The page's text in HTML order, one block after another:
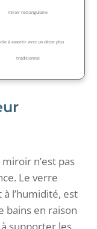
miroir rectangulaire
à assortir avec un décor plus
traditionnel
n’est pas
Le verre
l’humidité, est
bains en raison
supporter les